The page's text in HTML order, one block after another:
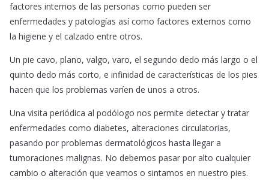
k
p
p
factores internos de las personas como pueden ser
enfermedades y patologías así como factores externos como
la higiene y el calzado entre otros.
Un pie cavo, plano, valgo, varo, el segundo dedo más largo o el
quinto dedo más corto, e infinidad de características de los pies
hacen que los problemas varíen de unos a otros.
Una visita periódica al podólogo nos permite detectar y tratar
enfermedades como diabetes, alteraciones circulatorias,
pasando por problemas dermatológicos hasta llegar a
tumoraciones malignas. No debemos pasar por alto cualquier
cambio o alteración que veamos o sintamos en nuestro pies.